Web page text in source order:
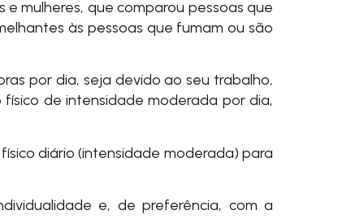
mulheres, que comparou pessoas que
às pessoas que fumam ou são
por dia, seja devido ao seu trabalho,
de intensidade moderada por dia,
diário (intensidade moderada) para
e, de preferência, com a